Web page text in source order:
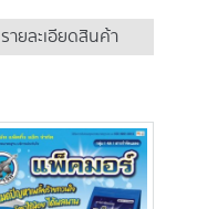
รายละเอียดสินค้า